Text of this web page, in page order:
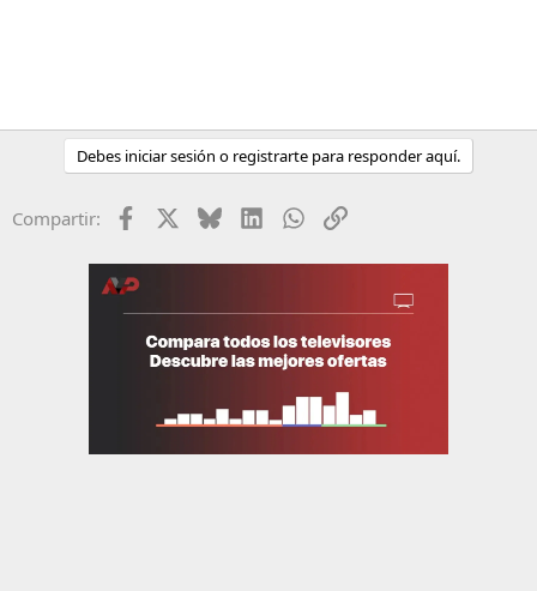
Debes iniciar sesión o registrarte para responder aquí.
Compartir: Facebook BlueskyLinkedInWhatsApp
Enlace